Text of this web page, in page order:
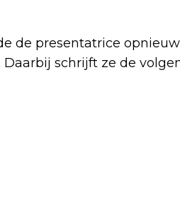
de presentatrice
Daarbij schrijft ze de